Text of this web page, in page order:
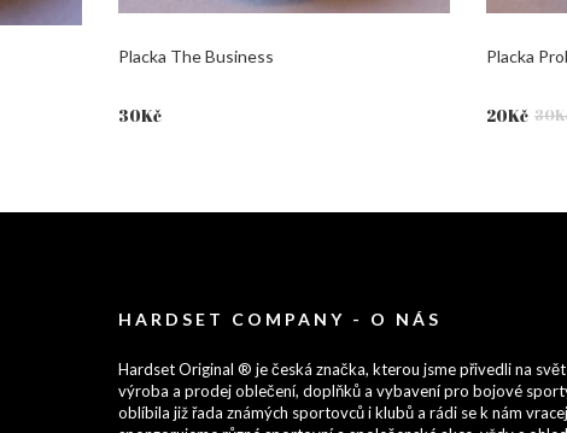
Placka The Business
30Kč
Placka
30
Původní
20Kč
Aktuální
HARDSET COMPANY - O NÁS
Hardset Original ® je česká značka, kterou jsme přivedli na
výroba a prodej oblečení, doplňků a vybavení pro bojové
oblíbila již řada známých sportovců i klubů a rádi se k nám